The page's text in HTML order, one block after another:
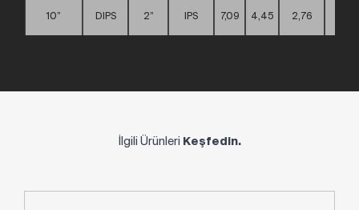
10” DIPS 2” IPS 7,09 4,45 2,76
İlgili Ürünleri Keşfedin.